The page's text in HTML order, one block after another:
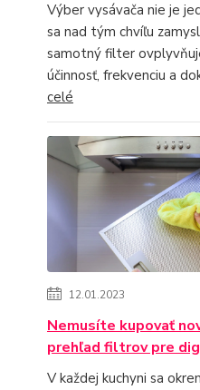
Výber vysávača nie je
sa nad tým chvíľu
samotný filter
účinnosť, frekvenciu a
celé
12.01.2023
Nemusíte kupovať
prehľad filtrov pre
V každej kuchyni sa